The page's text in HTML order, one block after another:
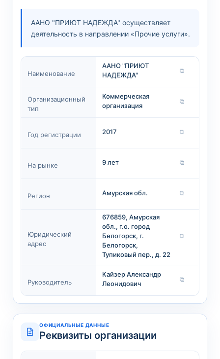
ААНО "ПРИЮТ НАДЕЖДА" осуществляет
деятельность в направлении «Прочие услуги».
Наименование
ААНО "ПРИЮТ
НАДЕЖДА"
⧉
Организационный
тип
Коммерческая
организация
⧉
Год регистрации 2017 ⧉
На рынке 9 лет ⧉
Регион Амурская обл. ⧉
Юридический
адрес
676859, Амурская
обл., г.о. город
Белогорск, г.
Белогорск,
Тупиковый пер., д. 22
⧉
Руководитель
Кайзер Александр
Леонидович
⧉
ОФИЦИАЛЬНЫЕ ДАННЫЕ
Реквизиты организации